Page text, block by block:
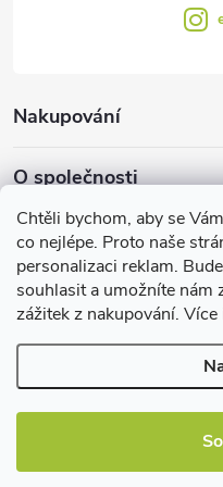
Chtěli bychom, aby se
co nejlépe. Proto naše
personalizaci reklam.
souhlasit a umožníte nám
zážitek z nakupování.
Nakupování
O společnosti
Facebook
Užitečné informace